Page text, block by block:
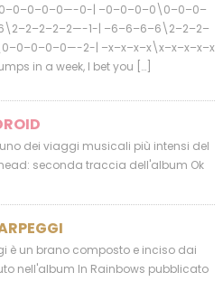
0-| –0–0–0–0\0–0–0–
1-| –6–6–6–6\2–2–2–
2-| –x–x–x–x\x–x–x–x–x
in a week, I bet you […]
dei viaggi musicali più intensi del
seconda traccia dell'album Ok
è un brano composto e inciso dai
nell'album In Rainbows pubblicato